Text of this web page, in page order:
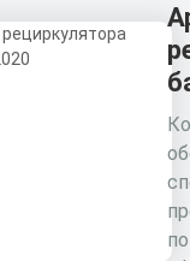
для